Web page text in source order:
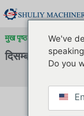
मुख पृष्ठ» संग्रह के लिए »
दिसम्बर 2019
We've
Do you